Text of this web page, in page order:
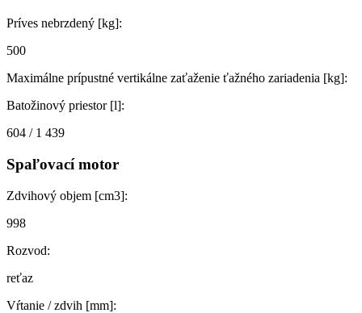
Príves nebrzdený [kg]:
500
Maximálne prípustné vertikálne zaťaženie ťažného zariadenia [kg]:
Batožinový priestor [l]:
604 / 1 439
Spaľovací motor
Zdvihový objem [cm3]:
998
Rozvod:
reťaz
Vŕtanie / zdvih [mm]: